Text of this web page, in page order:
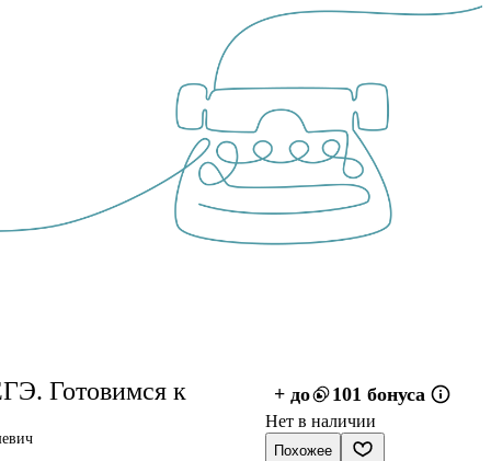
Готовимся к
+ до 101 бонуса
Нет в наличии
Похожее